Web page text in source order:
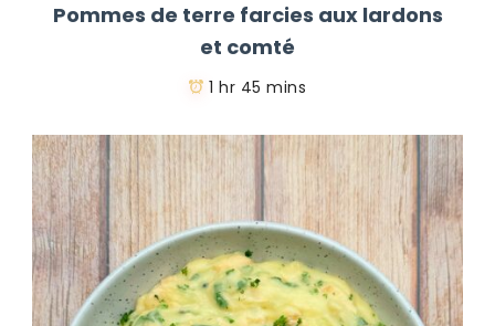
Pommes de terre farcies aux lardons
et comté
1 hr 45 mins